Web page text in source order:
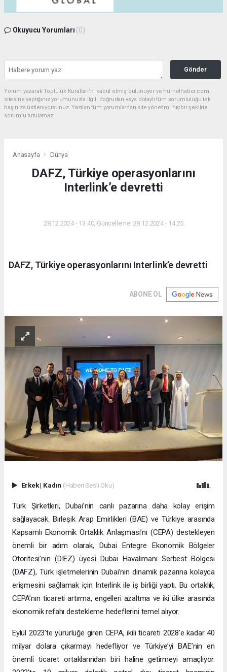
Okuyucu Yorumları (0)
Gönder
Yorum yazarak Topluluk Kuralları’nı kabul etmiş bulunuyor ve hurnethaber.com
sitesine yaptığınız yorumunuzla ilgili doğrudan veya dolaylı tüm sorumluluğu tek
başınıza üstleniyorsunuz. Yazılan tüm yorumlardan site yönetimi hiçbir şekilde
sorumlu tutulamaz.
Anasayfa Dünya
DAFZ, Türkiye operasyonlarını
Interlink’e devretti
28.12.2024 - 13:40, Güncelleme: 28.12.2024 - 14:25
DAFZ, Türkiye operasyonlarını Interlink’e devretti
ABONE OL
Erkek| Kadın (Haberi Sesli Oku)
Türk Şirketleri, Dubai’nin canlı pazarına daha kolay erişim
sağlayacak. Birleşik Arap Emirlikleri (BAE) ve Türkiye arasında
Kapsamlı Ekonomik Ortaklık Anlaşması’nı (CEPA) destekleyen
önemli bir adım olarak, Dubai Entegre Ekonomik Bölgeler
Otoritesi’nin (DIEZ) üyesi Dubai Havalimanı Serbest Bölgesi
(DAFZ), Türk işletmelerinin Dubai’nin dinamik pazarına kolayca
erişmesini sağlamak için Interlink ile iş birliği yaptı. Bu ortaklık,
CEPA’nın ticareti artırma, engelleri azaltma ve iki ülke arasında
ekonomik refahı destekleme hedeflerini temel alıyor.
Eylül 2023’te yürürlüğe giren CEPA, ikili ticareti 2028’e kadar 40
milyar dolara çıkarmayı hedefliyor ve Türkiye’yi BAE’nin en
önemli ticaret ortaklarından biri haline getirmeyi amaçlıyor.